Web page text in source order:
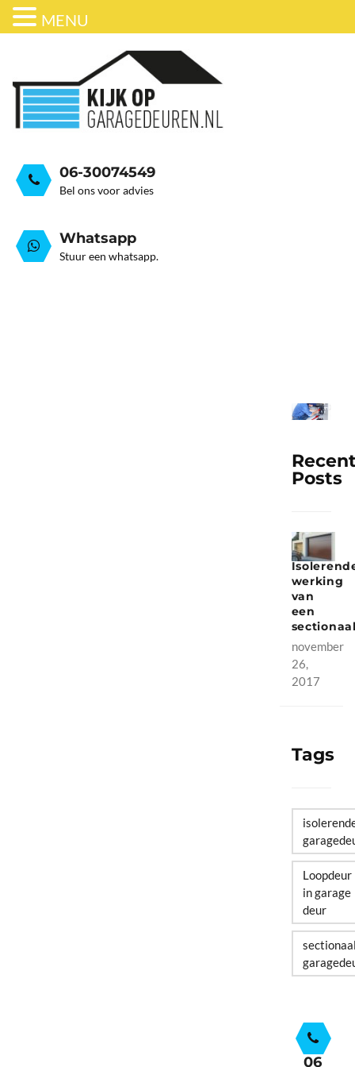
GRATIS ADVIESGESPREK
OVER ONS
GARAGEDEUREN
STALEN GARAGE KANTELDEUREN
06-30074549
Bel ons voor advies
Whatsapp
Stuur een whatsapp.
Posts
werking
van
een
november
26,
2017
Tags
Loopdeur
in garage
deur
06
MENU